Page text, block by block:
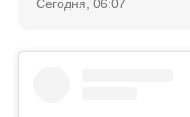
Сегодня, 06:07